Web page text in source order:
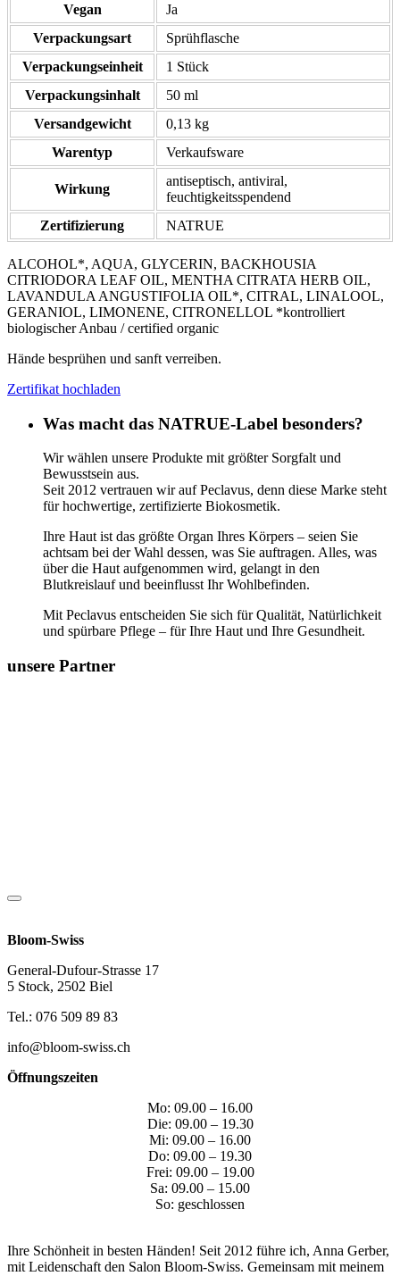
Vegan
Ja
Verpackungsart
Sprühflasche
Verpackungseinheit
1 Stück
Verpackungsinhalt
50 ml
Versandgewicht
0,13 kg
Warentyp
Verkaufsware
Wirkung
antiseptisch, antiviral,
feuchtigkeitsspendend
Zertifizierung
NATRUE
ALCOHOL*, AQUA, GLYCERIN, BACKHOUSIA
CITRIODORA LEAF OIL, MENTHA CITRATA HERB OIL,
LAVANDULA ANGUSTIFOLIA OIL*, CITRAL, LINALOOL,
GERANIOL, LIMONENE, CITRONELLOL *kontrolliert
biologischer Anbau / certified organic
Hände besprühen und sanft verreiben.
Zertifikat hochladen
Was macht das NATRUE-Label besonders?
Wir wählen unsere Produkte mit größter Sorgfalt und
Bewusstsein aus.
Seit 2012 vertrauen wir auf Peclavus, denn diese Marke steht
für hochwertige, zertifizierte Biokosmetik.
Ihre Haut ist das größte Organ Ihres Körpers – seien Sie
achtsam bei der Wahl dessen, was Sie auftragen. Alles, was
über die Haut aufgenommen wird, gelangt in den
Blutkreislauf und beeinflusst Ihr Wohlbefinden.
Mit Peclavus entscheiden Sie sich für Qualität, Natürlichkeit
und spürbare Pflege – für Ihre Haut und Ihre Gesundheit.
unsere Partner
Bloom-Swiss
General-Dufour-Strasse 17
5 Stock, 2502 Biel
Tel.: 076 509 89 83
info@bloom-swiss.ch
Öffnungszeiten
Mo: 09.00 – 16.00
Die: 09.00 – 19.30
Mi: 09.00 – 16.00
Do: 09.00 – 19.30
Frei: 09.00 – 19.00
Sa: 09.00 – 15.00
So: geschlossen
Ihre Schönheit in besten Händen! Seit 2012 führe ich, Anna Gerber,
mit Leidenschaft den Salon Bloom-Swiss. Gemeinsam mit meinem